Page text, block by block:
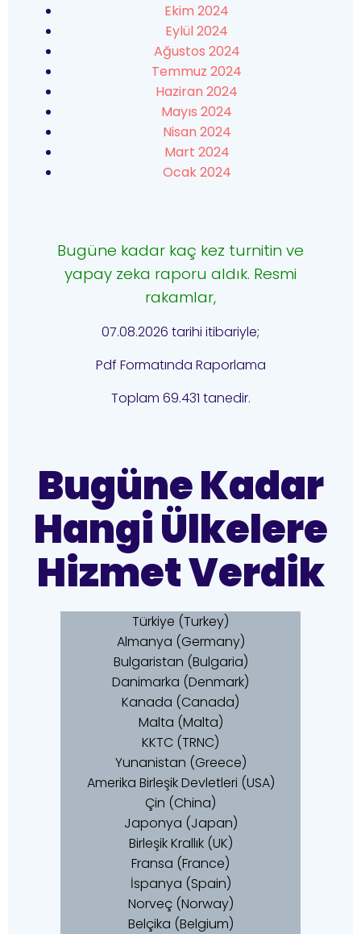
Ekim 2024
Eylül 2024
Ağustos 2024
Temmuz 2024
Haziran 2024
Mayıs 2024
Nisan 2024
Mart 2024
Ocak 2024
Bugüne kadar kaç kez turnitin ve
yapay zeka raporu aldık. Resmi
rakamlar,
07.08.2026 tarihi itibariyle;
Pdf Formatında Raporlama
Toplam 69.431 tanedir.
Bugüne Kadar
Hangi Ülkelere
Hizmet Verdik
Türkiye (Turkey)
Almanya (Germany)
Bulgaristan (Bulgaria)
Danimarka (Denmark)
Kanada (Canada)
Malta (Malta)
KKTC (TRNC)
Yunanistan (Greece)
Amerika Birleşik Devletleri (USA)
Çin (China)
Japonya (Japan)
Birleşik Krallık (UK)
Fransa (France)
İspanya (Spain)
Norveç (Norway)
Belçika (Belgium)